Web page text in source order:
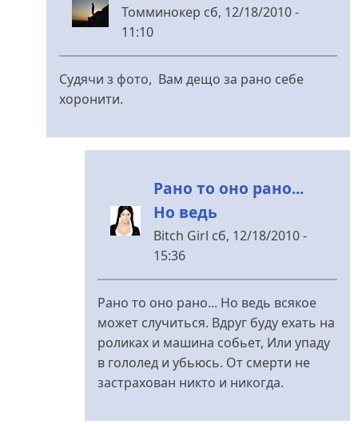
Томминокер сб, 12/18/2010 -
11:10
У
відповідь
до
нас
городе
есть
від
Судячи з фото, Вам дещо за рано себе
хоронити.
Рано то оно рано...
Но ведь
Bitch Girl сб, 12/18/2010 -
15:36
У
Навіщо...
Томминокер
Рано то оно рано... Но ведь всякое
может случиться. Вдруг буду ехать на
роликах и машина собьет, Или упаду
в гололед и убьюсь. От смерти не
застрахован никто и никогда.